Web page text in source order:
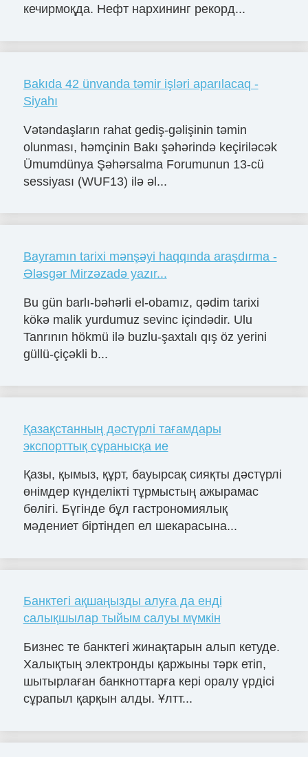
кечирмоқда. Нефт нархининг рекорд...
Bakıda 42 ünvanda təmir işləri aparılacaq -
Siyahı
Vətəndaşların rahat gediş-gəlişinin təmin
olunması, həmçinin Bakı şəhərində keçiriləcək
Ümumdünya Şəhərsalma Forumunun 13-cü
sessiyası (WUF13) ilə əl...
Bayramın tarixi mənşəyi haqqında araşdırma -
Ələsgər Mirzəzadə yazır...
Bu gün barlı-bəhərli el-obamız, qədim tarixi
kökə malik yurdumuz sevinc içindədir. Ulu
Tanrının hökmü ilə buzlu-şaxtalı qış öz yerini
güllü-çiçəkli b...
Қазақстанның дәстүрлі тағамдары
экспорттық сұранысқа ие
Қазы, қымыз, құрт, бауырсақ сияқты дәстүрлі
өнімдер күнделікті тұрмыстың ажырамас
бөлігі. Бүгінде бұл гастрономиялық
мәдениет біртіндеп ел шекарасына...
Банктегі ақшаңызды алуға да енді
салықшылар тыйым салуы мүмкін
Бизнес те банктегі жинақтарын алып кетуде.
Халықтың электронды қаржыны тәрк етіп,
шытырлаған банкноттарға кері оралу үрдісі
сұрапыл қарқын алды. Ұлтт...